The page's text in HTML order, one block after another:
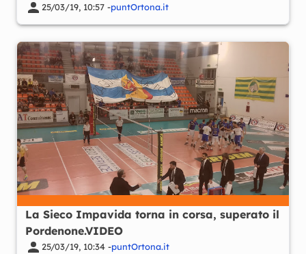
25/03/19, 10:57 -puntOrtona.it
La Sieco Impavida torna in corsa, superato il
Pordenone.VIDEO
25/03/19, 10:34 -puntOrtona.it